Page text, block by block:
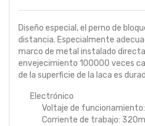
Diseño especial, el perno de
distancia. Especialmente
marco de metal instalado
envejecimiento 100000 veces
de la superficie de la laca es
Electrónico
Voltaje de funcionamiento:
Corriente de trabajo: